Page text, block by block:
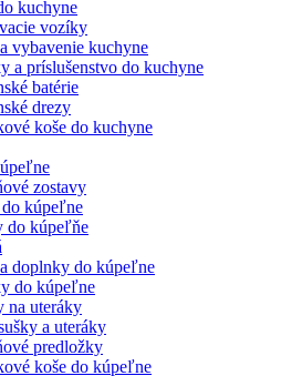
kuchyne
vozíky
vybavenie kuchyne
a príslušenstvo do kuchyne
batérie
drezy
koše do kuchyne
zostavy
kúpeľne
do kúpeľňe
doplnky do kúpeľne
do kúpeľne
na uteráky
a uteráky
predložky
koše do kúpeľne